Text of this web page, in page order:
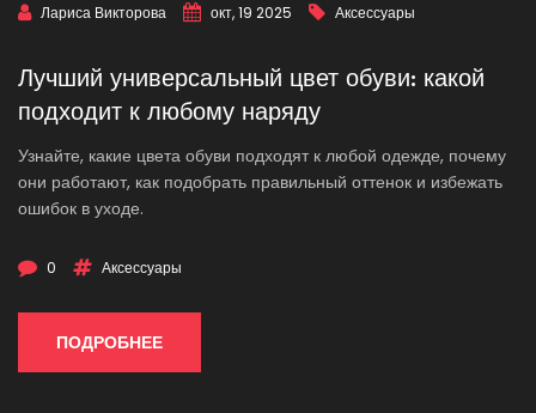
Лариса Викторова окт, 19 2025 Аксессуары
Лучший универсальный цвет обуви: какой
подходит к любому наряду
Узнайте, какие цвета обуви подходят к любой одежде, почему
они работают, как подобрать правильный оттенок и избежать
ошибок в уходе.
0 Аксессуары
ПОДРОБНЕЕ